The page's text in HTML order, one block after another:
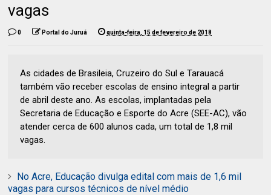
vagas
0 Portal do Juruá quinta-feira, 15 de fevereiro de 2018
As cidades de Brasileia, Cruzeiro do Sul e Tarauacá
também vão receber escolas de ensino integral a partir
de abril deste ano. As escolas, implantadas pela
Secretaria de Educação e Esporte do Acre (SEE-AC), vão
atender cerca de 600 alunos cada, um total de 1,8 mil
vagas.
No Acre, Educação divulga edital com mais de 1,6 mil
vagas para cursos técnicos de nível médio